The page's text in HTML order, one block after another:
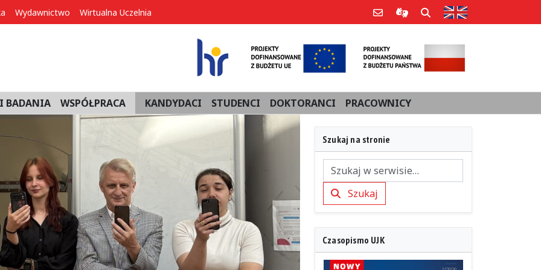
Wydawnictwo Wirtualna Uczelnia Poczta e-mailInformacje dla użytkowników
Szukaj Strona w języku
BADANIA WSPÓŁPRACA KANDYDACI STUDENCI DOKTORANCI PRACOWNICY
Szukaj na stronie
SzukajSzukaj
Czasopismo UJK